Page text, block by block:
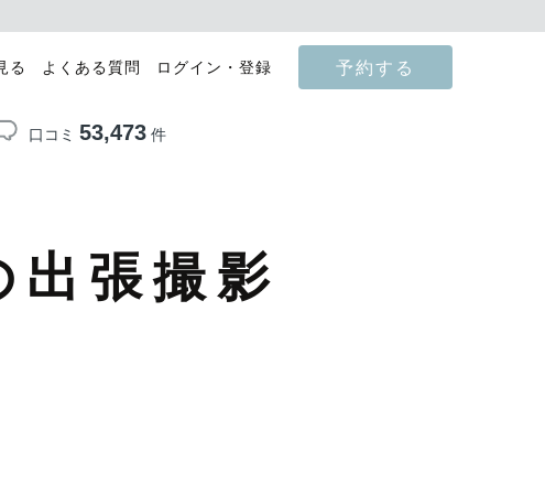
る よくある質問 ログイン・登録 予約する
口コミ 53,473件
張撮影